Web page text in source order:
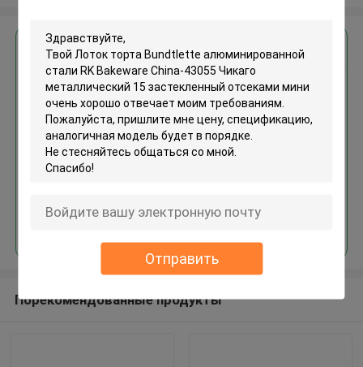
Отправить
Получить лучшую цену для
Лоток торта Bundtlette
алюминированной стали RK
Bakeware China-43055 Чикаго
металлический 15
Продолжать
Порекомендованные продукты